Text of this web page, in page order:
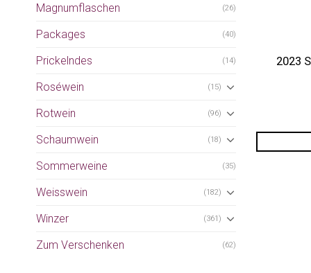
Magnumflaschen (26)
Packages (40)
Prickelndes (14)
Roséwein (15)
Rotwein (96)
Schaumwein (18)
Sommerweine (35)
Weisswein (182)
Winzer (361)
Zum Verschenken (62)
2023